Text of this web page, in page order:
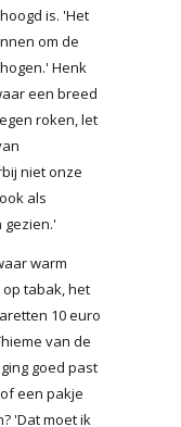
is. 'Het
om de
Henk
een breed
roken, let
niet onze
als
gezien.'
warm
tabak, het
10 euro
van de
goed past
een pakje
'Dat moet ik